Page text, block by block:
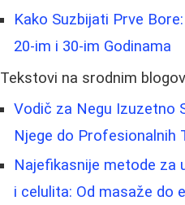
Kako Suzbijati Prve
20-im i 30-im Godinama
Tekstovi na srodnim
Vodič za Negu Izuzetno
Njege do Profesionalnih
Najefikasnije metode za
i celulita: Od masaže do